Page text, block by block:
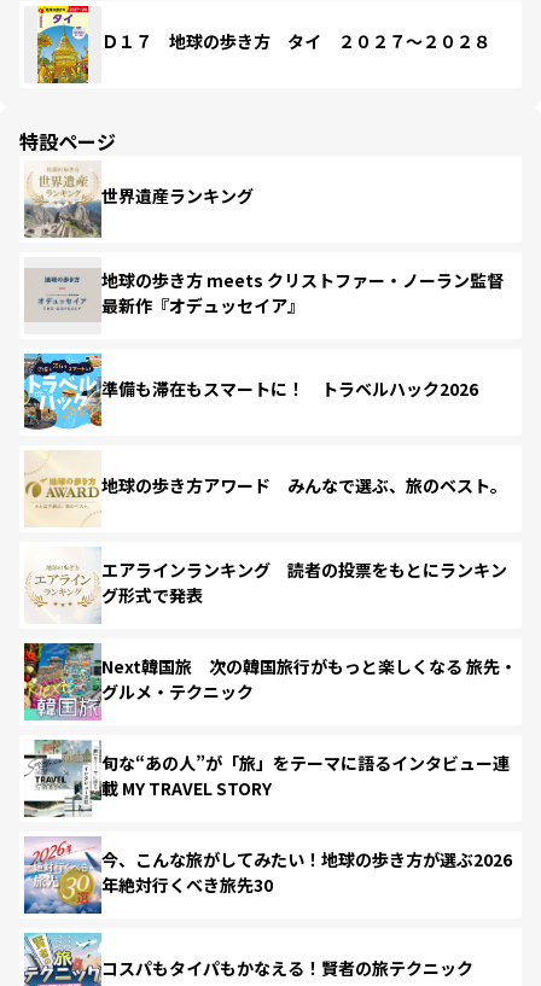
Ｄ１７ 地球の歩き方 タイ ２０２７～２０２８
特設ページ
世界遺産ランキング
地球の歩き方 meets クリストファー・ノーラン監督
最新作『オデュッセイア』
準備も滞在もスマートに！ トラベルハック2026
地球の歩き方アワード みんなで選ぶ、旅のベスト。
エアラインランキング 読者の投票をもとにランキン
グ形式で発表
Next韓国旅 次の韓国旅行がもっと楽しくなる 旅先・
グルメ・テクニック
旬な“あの人”が「旅」をテーマに語るインタビュー連
載 MY TRAVEL STORY
今、こんな旅がしてみたい！地球の歩き方が選ぶ2026
年絶対行くべき旅先30
コスパもタイパもかなえる！賢者の旅テクニック